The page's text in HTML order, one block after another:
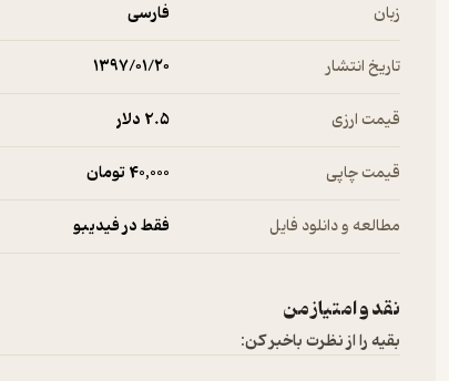
زبان فارسی
تاریخ انتشار ۱۳۹۷/۰۱/۲۰
قیمت ارزی 2.۵ دلار
قیمت چاپی 40,000 تومان
مطالعه و دانلود فایل فقط در فیدیبو
نقد و امتیاز من
بقیه را از نظرت باخبر کن: